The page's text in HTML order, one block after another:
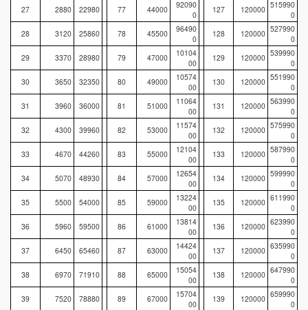
27 2880 22980 77 44000
92090
0
127 120000 515990
0
28
3120 25860 78 45500
96490
0
128 120000 527990
0
29
3370 28980 79 47000
10104
00
129 120000 539990
0
30
3650 32350 80 49000
10574
00
130 120000 551990
0
31
3960 36000 81 51000
11064
00
131 120000 563990
0
32
4300 39960 82 53000
11574
00
132 120000 575990
0
33
4670 44260 83 55000
12104
00
133 120000 587990
0
34
5070 48930 84 57000
12654
00
134 120000 599990
0
35
5500 54000 85 59000
13224
00
135 120000 611990
0
36
5960 59500 86 61000
13814
00
136 120000 623990
0
37
6450 65460 87 63000
14424
00
137 120000 635990
0
38
6970 71910 88 65000
15054
00
138 120000 647990
0
39
7520 78880 89 67000
15704
00
139 120000 659990
0